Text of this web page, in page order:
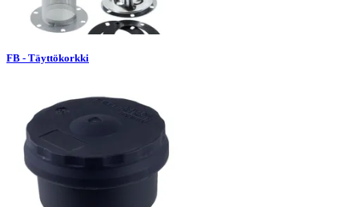
FB - Täyttökorkki